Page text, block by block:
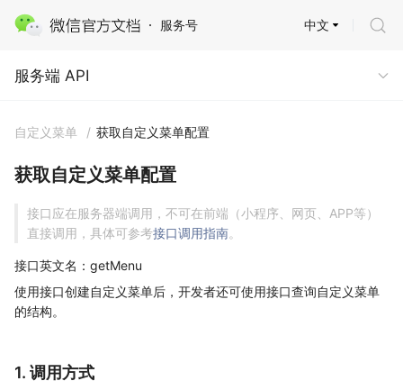
服务号
服务端 API
中文
服务端 API
自定义菜单 / 获取自定义菜单配置
获取自定义菜单配置
接口应在服务器端调用，不可在前端（小程序、网页、APP等）
直接调用，具体可参考接口调用指南。
接口英文名：getMenu
使用接口创建自定义菜单后，开发者还可使用接口查询自定义菜单
的结构。
1. 调用方式